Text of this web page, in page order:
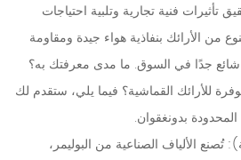
تأثيرات فنية تجارية وتلبية احتياجات
من الأرائك بنفاذية هواء جيدة ومقاومة
شائع جدًا في السوق. ما مدى معرفتك به؟
للأرائك القماشية؟ فيما يلي، ستقدم لك
بدونغقوان.
تُصنع الألياف الصناعية من البوليمر،